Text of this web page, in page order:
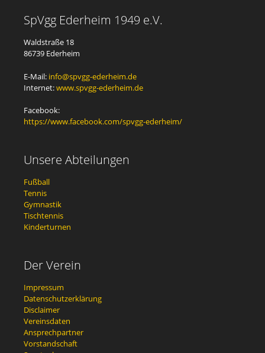
SpVgg Ederheim 1949 e.V.
Waldstraße 18
86739 Ederheim
E-Mail: info@spvgg-ederheim.de
Internet:www.spvgg-ederheim.de
Facebook:
https://www.facebook.com/spvgg-ederheim/
Unsere Abteilungen
Fußball
Tennis
Gymnastik
Tischtennis
Kinderturnen
Der Verein
Impressum
Datenschutzerklärung
Disclaimer
Vereinsdaten
Ansprechpartner
Vorstandschaft